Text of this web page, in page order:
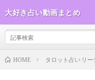
大好き占い動画まとめ
HOME タロット占い リ